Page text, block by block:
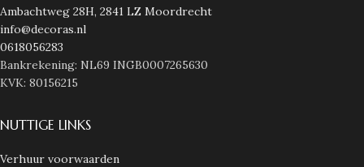
Ambachtweg 28H, 2841 LZ Moordrecht
info@decoras.nl
0618056283
Bankrekening: NL69 INGB0007265630
KVK: 80156215
NUTTIGE LINKS
Verhuur voorwaarden